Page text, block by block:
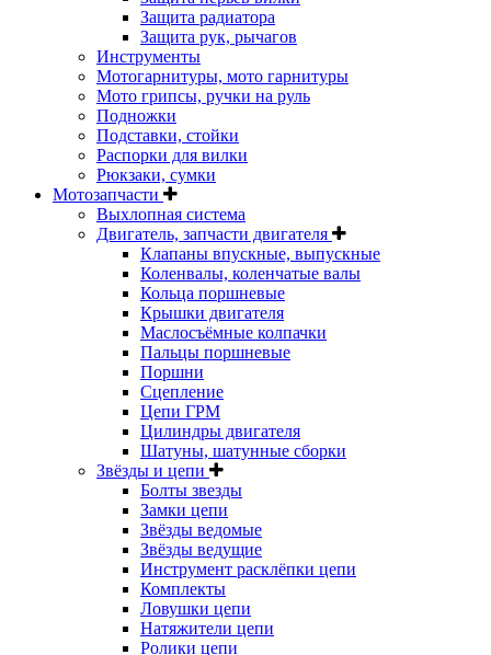
Защита радиатора
Защита рук, рычагов
Инструменты
Мотогарнитуры, мото гарнитуры
Мото грипсы, ручки на руль
Подножки
Подставки, стойки
Распорки для вилки
Рюкзаки, сумки
Мотозапчасти
Выхлопная система
Двигатель, запчасти двигателя
Клапаны впускные, выпускные
Коленвалы, коленчатые валы
Кольца поршневые
Крышки двигателя
Маслосъёмные колпачки
Пальцы поршневые
Поршни
Сцепление
Цепи ГРМ
Цилиндры двигателя
Шатуны, шатунные сборки
Звёзды и цепи
Болты звезды
Замки цепи
Звёзды ведомые
Звёзды ведущие
Инструмент расклёпки цепи
Комплекты
Ловушки цепи
Натяжители цепи
Ролики цепи